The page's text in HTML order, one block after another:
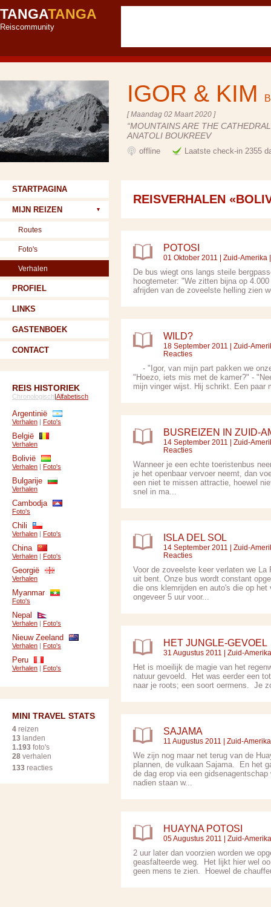
TANGATANGA
Reiscommunity
IGOR & KIM
[ Maandag 02 Maart 2020 ]
“MOUNTAINS ARE THE
ANATOLI BOUKREEV
offline Laatste check-in 2355
REISVERHALEN
POTOSI
01 Oktober 2011 | Zuid-Amerika
De bus wiegt ons langs steile
hoogtemeter: "We zitten bijna op
afrijden van de zoveelste helling zien
WILD?
18 September 2011 | Zuid-
Reacties
- "Igor, van mijn part pakken we
"Hoezo, iets mis met de kamer?" -
mijn vinger wijst. Hij schrikt. Een paar
BUSREIZEN IN ZUID-
14 September 2011 | Zuid-
Reacties
Wanneer je een echte toeristenbus
je het openbaar vervoer neemt, dan
een niet te missen attractie, hoewel
snel in ma...
ISLA DEL SOL
14 September 2011 | Zuid-
Reacties
Voor de zoveelste keer verlaten we
uit bent. Onze bus wordt constant
die ons klemrijden en auto's die op
ongeveer 5 uur voor...
HET JUNGLE-GEVOEL
31 Augustus 2011 | Zuid-Amerika
Het is moeilijk de magie van het
natuur gevoeld. Het was eerder een
naar je roots; een soort oermens. Je
SAJAMA
11 Augustus 2011 | Zuid-Amerika
We zijn nog maar net terug van de
plannen, de vulkaan Sajama. En het
de dag erop via een
nadien staan w...
HUAYNA POTOSI
05 Augustus 2011 | Zuid-Amerika
2 uur later dan voorzien worden we
geasfalteerde weg. Het lijkt hier wel
geen mens te zien. Hoewel de
STARTPAGINA
MIJN REIZEN
Routes
Foto's
Verhalen
PROFIEL
LINKS
GASTENBOEK
CONTACT
REIS HISTORIEK
Chronologisch|Alfabetisch
Argentinië
Verhalen | Foto's
België
Verhalen
Bolivië
Verhalen | Foto's
Bulgarije
Verhalen
Cambodja
Foto's
Chili
Verhalen | Foto's
China
Verhalen | Foto's
Georgië
Verhalen
Myanmar
Foto's
Nepal
Verhalen | Foto's
Nieuw Zeeland
Verhalen | Foto's
Peru
Verhalen | Foto's
MINI TRAVEL STATS
4 reizen
13 landen
1.193 foto's
28 verhalen
133 reacties